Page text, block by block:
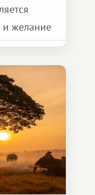
и желание
что-то